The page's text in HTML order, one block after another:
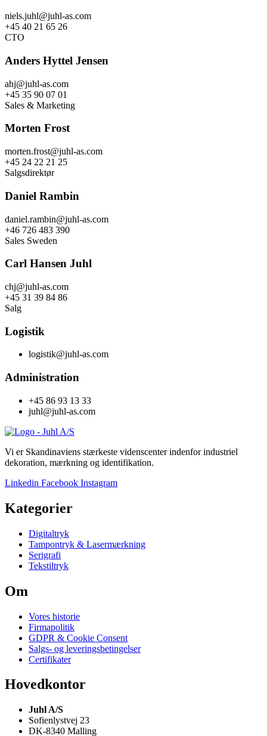
niels.juhl@juhl-as.com
+45 40 21 65 26
CTO
Anders Hyttel Jensen
ahj@juhl-as.com
+45 35 90 07 01
Sales & Marketing
Morten Frost
morten.frost@juhl-as.com
+45 24 22 21 25
Salgsdirektør
Daniel Rambin
daniel.rambin@juhl-as.com
+46 726 483 390
Sales Sweden
Carl Hansen Juhl
chj@juhl-as.com
+45 31 39 84 86
Salg
Logistik
logistik@juhl-as.com
Administration
+45 86 93 13 33
juhl@juhl-as.com
Vi er Skandinaviens stærkeste videnscenter indenfor industriel
dekoration, mærkning og identifikation.
Linkedin Facebook Instagram
Kategorier
Digitaltryk
Tampontryk & Lasermærkning
Serigrafi
Tekstiltryk
Om
Vores historie
Firmapolitik
GDPR & Cookie Consent
Salgs- og leveringsbetingelser
Certifikater
Hovedkontor
Juhl A/S
Sofienlystvej 23
DK-8340 Malling